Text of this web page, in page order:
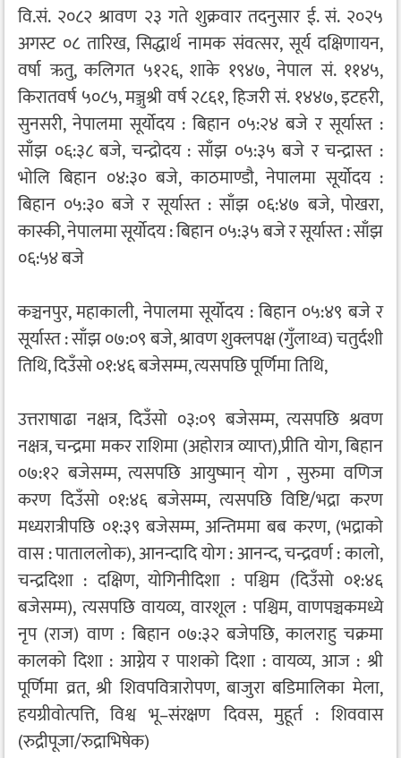
वि.सं. २०८२ श्रावण २३ गते शुक्रवार तदनुसार ई. सं. २०२५
अगस्ट ०८ तारिख, सिद्धार्थ नामक संवत्सर, सूर्य दक्षिणायन,
वर्षा ऋतु, कलिगत ५१२६, शाके १९४७, नेपाल सं. ११४५,
किरातवर्ष ५०८५, मञ्जुश्री वर्ष २८६१, हिजरी सं. १४४७, इटहरी,
सुनसरी, नेपालमा सूर्योदय : बिहान ०५:२४ बजे र सूर्यास्त :
साँझ ०६:३८ बजे, चन्द्रोदय : साँझ ०५:३५ बजे र चन्द्रास्त :
भोलि बिहान ०४:३० बजे, काठमाण्डौ, नेपालमा सूर्योदय :
बिहान ०५:३० बजे र सूर्यास्त : साँझ ०६:४७ बजे, पोखरा,
कास्की, नेपालमा सूर्योदय : बिहान ०५:३५ बजे र सूर्यास्त : साँझ
०६:५४ बजे
कञ्चनपुर, महाकाली, नेपालमा सूर्योदय : बिहान ०५:४९ बजे र
सूर्यास्त : साँझ ०७:०९ बजे, श्रावण शुक्लपक्ष (गुँलाथ्व) चतुर्दशी
तिथि, दिउँसो ०१:४६ बजेसम्म, त्यसपछि पूर्णिमा तिथि,
उत्तराषाढा नक्षत्र, दिउँसो ०३:०९ बजेसम्म, त्यसपछि श्रवण
नक्षत्र, चन्द्रमा मकर राशिमा (अहोरात्र व्याप्त),प्रीति योग, बिहान
०७:१२ बजेसम्म, त्यसपछि आयुष्मान् योग , सुरुमा वणिज
करण दिउँसो ०१:४६ बजेसम्म, त्यसपछि विष्टि/भद्रा करण
मध्यरात्रीपछि ०१:३९ बजेसम्म, अन्तिममा बब करण, (भद्राको
वास : पाताललोक), आनन्दादि योग : आनन्द, चन्द्रवर्ण : कालो,
चन्द्रदिशा : दक्षिण, योगिनीदिशा : पश्चिम (दिउँसो ०१:४६
बजेसम्म), त्यसपछि वायव्य, वारशूल : पश्चिम, वाणपञ्चकमध्ये
नृप (राज) वाण : बिहान ०७:३२ बजेपछि, कालराहु चक्रमा
कालको दिशा : आग्नेय र पाशको दिशा : वायव्य, आज : श्री
पूर्णिमा व्रत, श्री शिवपवित्रारोपण, बाजुरा बडिमालिका मेला,
हयग्रीवोत्पत्ति, विश्व भू–संरक्षण दिवस, मुहूर्त : शिववास
(रुद्रीपूजा/रुद्राभिषेक)